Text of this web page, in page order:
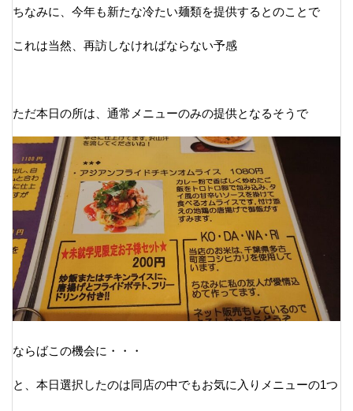
ちなみに、今年も新たな冷たい麺類を提供するとのことで
これは当然、再訪しなければならない予感
ただ本日の所は、通常メニューのみの提供となるそうで
ならばこの機会に・・・
と、本日選択したのは同店の中でもお気に入りメニューの1つ